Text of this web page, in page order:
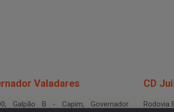
Valadares
Galpão B - Capim, Governador
CD
Rodovia